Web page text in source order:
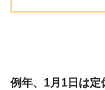
例年、1月1日は定